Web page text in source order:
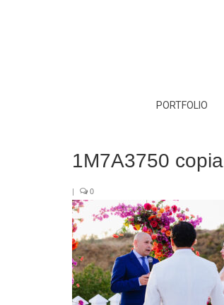
PORTFOLIO
1M7A3750 copia
| 0